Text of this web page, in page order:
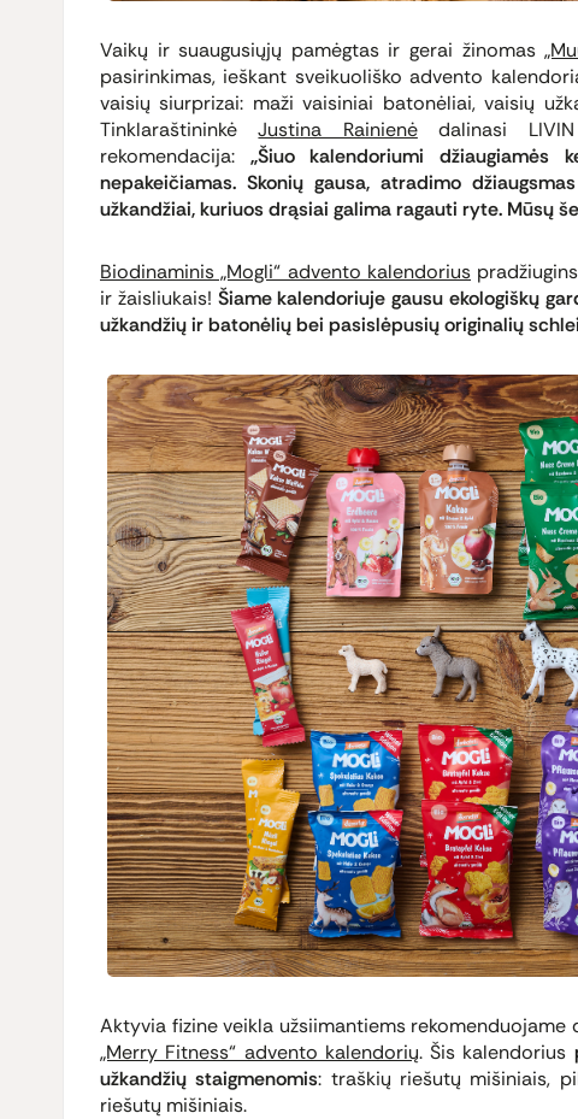
Vaikų ir suaugusiųjų pamėgtas ir gerai žinomas
pasirinkimas, ieškant sveikuoliško advento
vaisių siurprizai: maži vaisiniai batonėliai, vaisių
TinklaraštininkėJustina Rainienėdalinasi LIVIN
rekomendacija: „Šiuo kalendoriumi
nepakeičiamas. Skonių gausa, atradimo
užkandžiai, kuriuos drąsiai galima ragauti ryte. Mūsų
Biodinaminis „Mogli“ advento kalendorius
ir žaisliukais! Šiame kalendoriuje gausu ekologiškų
užkandžių ir batonėlių bei pasislėpusių originalių
Aktyvia fizine veikla užsiimantiems rekomenduojame
„Merry Fitness“ advento kalendorių. Šis kalendorius
užkandžių staigmenomis: traškių riešutų mišiniais,
riešutų mišiniais.